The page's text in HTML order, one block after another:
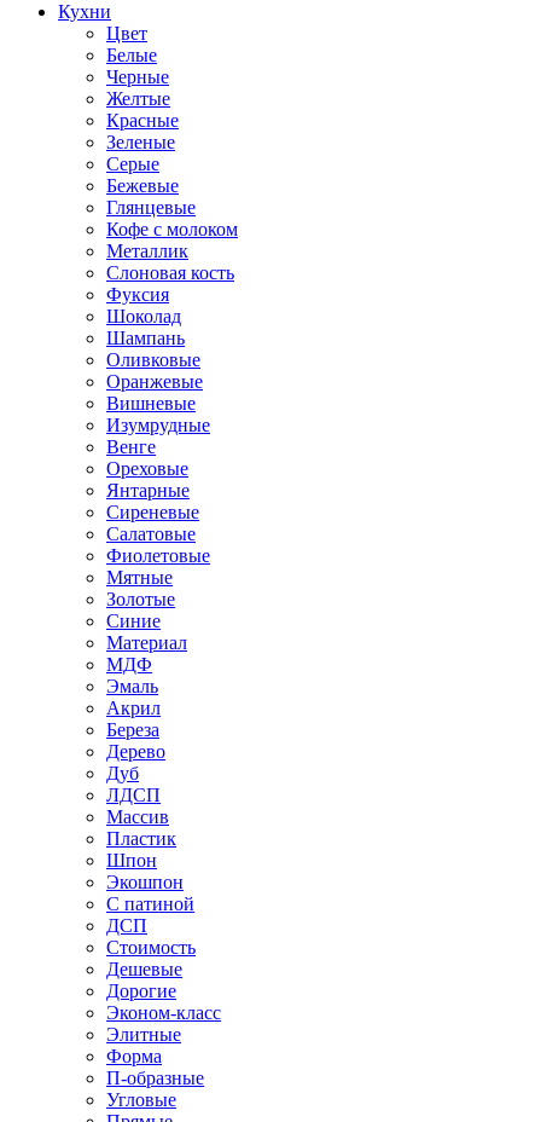
Кухни
Цвет
Белые
Черные
Желтые
Красные
Зеленые
Серые
Бежевые
Глянцевые
Кофе с молоком
Металлик
Слоновая кость
Фуксия
Шоколад
Шампань
Оливковые
Оранжевые
Вишневые
Изумрудные
Венге
Ореховые
Янтарные
Сиреневые
Салатовые
Фиолетовые
Мятные
Золотые
Синие
Материал
МДФ
Эмаль
Акрил
Береза
Дерево
Дуб
ЛДСП
Массив
Пластик
Шпон
Экошпон
С патиной
ДСП
Стоимость
Дешевые
Дорогие
Эконом-класс
Элитные
Форма
П-образные
Угловые